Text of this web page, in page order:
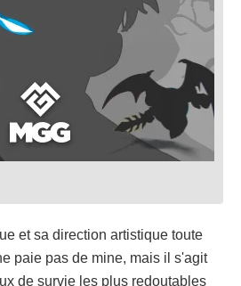
et sa direction artistique toute
paie pas de mine, mais il s'agit
de survie les plus redoutables